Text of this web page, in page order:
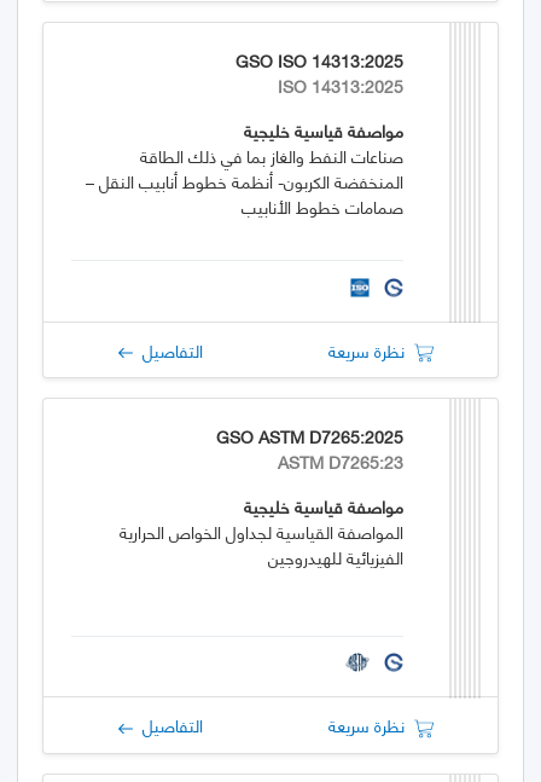
GSO ISO 14313:2025
ISO 14313:2025
مواصفة قياسية خليجية
صناعات النفط والغاز بما في ذلك الطاقة
المنخفضة الكربون- أنظمة خطوط أنابيب النقل –
صمامات خطوط الأنابيب
نظرة سريعة التفاصيل
GSO ASTM D7265:2025
ASTM D7265:23
مواصفة قياسية خليجية
المواصفة القياسية لجداول الخواص الحرارية
الفيزيائية للهيدروجين
نظرة سريعة التفاصيل